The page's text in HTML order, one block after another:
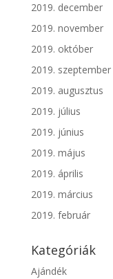
2019. december
2019. november
2019. október
2019. szeptember
2019. augusztus
2019. július
2019. június
2019. május
2019. április
2019. március
2019. február
Kategóriák
Ajándék